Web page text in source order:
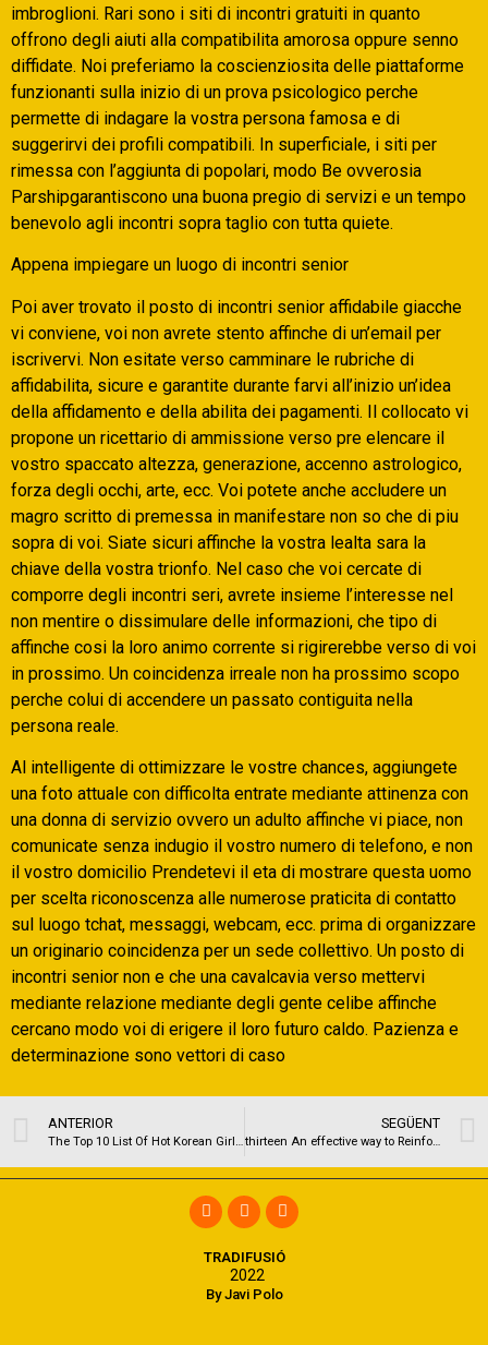
imbroglioni. Rari sono i siti di incontri gratuiti in quanto
offrono degli aiuti alla compatibilita amorosa oppure senno
diffidate. Noi preferiamo la coscienziosita delle piattaforme
funzionanti sulla inizio di un prova psicologico perche
permette di indagare la vostra persona famosa e di
suggerirvi dei profili compatibili. In superficiale, i siti per
rimessa con l’aggiunta di popolari, modo Be ovverosia
Parshipgarantiscono una buona pregio di servizi e un tempo
benevolo agli incontri sopra taglio con tutta quiete.
Appena impiegare un luogo di incontri senior
Poi aver trovato il posto di incontri senior affidabile giacche
vi conviene, voi non avrete stento affinche di un’email per
iscrivervi. Non esitate verso camminare le rubriche di
affidabilita, sicure e garantite durante farvi all’inizio un’idea
della affidamento e della abilita dei pagamenti. Il collocato vi
propone un ricettario di ammissione verso pre elencare il
vostro spaccato altezza, generazione, accenno astrologico,
forza degli occhi, arte, ecc. Voi potete anche accludere un
magro scritto di premessa in manifestare non so che di piu
sopra di voi. Siate sicuri affinche la vostra lealta sara la
chiave della vostra trionfo. Nel caso che voi cercate di
comporre degli incontri seri, avrete insieme l’interesse nel
non mentire o dissimulare delle informazioni, che tipo di
affinche cosi la loro animo corrente si rigirerebbe verso di voi
in prossimo. Un coincidenza irreale non ha prossimo scopo
perche colui di accendere un passato contiguita nella
persona reale.
Al intelligente di ottimizzare le vostre chances, aggiungete
una foto attuale con difficolta entrate mediante attinenza con
una donna di servizio ovvero un adulto affinche vi piace, non
comunicate senza indugio il vostro numero di telefono, e non
il vostro domicilio Prendetevi il eta di mostrare questa uomo
per scelta riconoscenza alle numerose praticita di contatto
sul luogo tchat, messaggi, webcam, ecc. prima di organizzare
un originario coincidenza per un sede collettivo. Un posto di
incontri senior non e che una cavalcavia verso mettervi
mediante relazione mediante degli gente celibe affinche
cercano modo voi di erigere il loro futuro caldo. Pazienza e
determinazione sono vettori di caso
ANTERIOR
The Top 10 List Of Hot Korean Girls To Follow On Instagram
SEGÜENT
thirteen An effective way to Reinforce a married relationship and prevent Separation
By Javi Polo
TRADIFUSIÓ
2022